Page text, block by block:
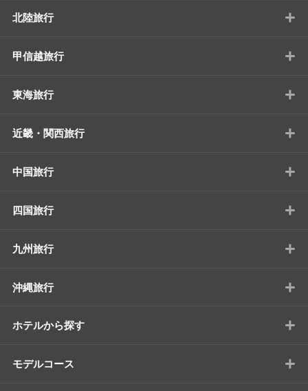
北陸旅行 +
甲信越旅行 +
東海旅行 +
近畿・関西旅行 +
中国旅行 +
四国旅行 +
九州旅行 +
沖縄旅行 +
ホテルから探す +
モデルコース +